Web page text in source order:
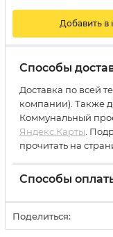
Добавить в
Способы
Доставка по всей
компании). Также
Коммунальный
Яндекс.Карты .
прочитать на
Способы
Поделиться: